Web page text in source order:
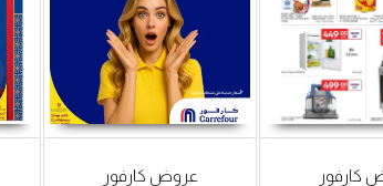
كارفور عروض كارفور